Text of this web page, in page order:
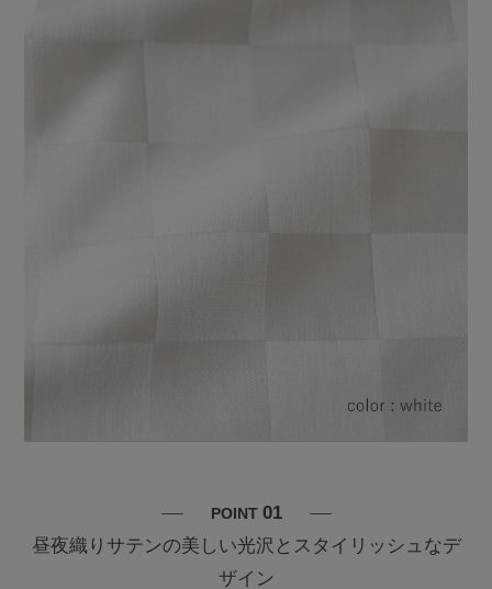
POINT 01
昼夜織りサテンの美しい光沢とスタイリッシュなデ
ザイン